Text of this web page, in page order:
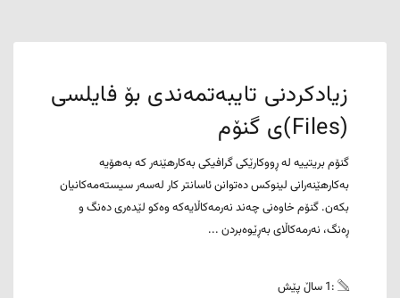
زیادکردنی تایبەتمەندی بۆ فایلسی
(Files)ی گنۆم
گنۆم بریتییە لە ڕووکارێکی گرافیکی بەکارهێنەر کە بەهۆیە
بەکارهێنەرانی لینوکس دەتوانن ئاسانتر کار لەسەر سیستەمەکانیان
بکەن. گنۆم خاوەنی چەند نەرمەکاڵایەکە وەکو لێدەری دەنگ و
ڕەنگ، نەرمەکاڵای بەڕێوەبردن ...
:1 ساڵ پێش